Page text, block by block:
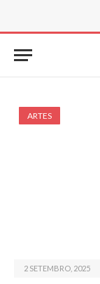
ARTES
2 SETEMBRO, 2025